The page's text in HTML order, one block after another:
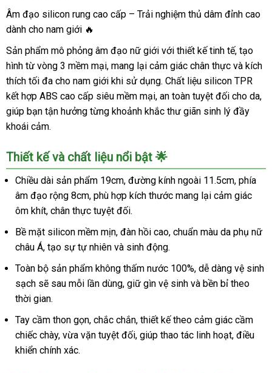
Âm đạo silicon rung cao cấp – Trải nghiệm thủ dâm đỉnh cao
dành cho nam giới 🔥
Sản phẩm mô phỏng âm đạo nữ giới với thiết kế tinh tế, tạo
hình từ vòng 3 mềm mại, mang lại cảm giác chân thực và kích
thích tối đa cho nam giới khi sử dụng. Chất liệu silicon TPR
kết hợp ABS cao cấp siêu mềm mại, an toàn tuyệt đối cho da,
giúp bạn tận hưởng từng khoảnh khắc thư giãn sinh lý đầy
khoái cảm.
Thiết kế và chất liệu nổi bật 🌟
Chiều dài sản phẩm 19cm, đường kính ngoài 11.5cm, phía
âm đạo rộng 8cm, phù hợp kích thước mang lại cảm giác
ôm khít, chân thực tuyệt đối.
Bề mặt silicon mềm mịn, đàn hồi cao, chuẩn màu da phụ nữ
châu Á, tạo sự tự nhiên và sinh động.
Toàn bộ sản phẩm không thấm nước 100%, dễ dàng vệ sinh
sạch sẽ sau mỗi lần dùng, giữ gìn vệ sinh và bền bỉ theo
thời gian.
Tay cầm thon gọn, chắc chắn, thiết kế theo cảm giác cầm
chiếc chày, vừa vặn tuyệt đối, giúp thao tác linh hoạt, điều
khiển chính xác.